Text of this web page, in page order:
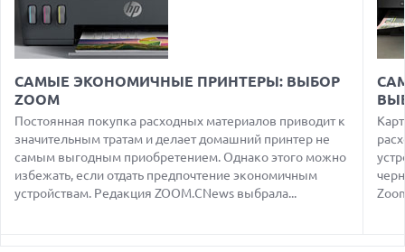
ПРИБЫЛЬ SPACEX ОТ ИИ ПРЕВЫСИЛА ДОХОДЫ ОТ
КОСМИЧЕСКИХ ОПЕРАЦИЙ
05.08.2026
КОМПЕНСИРУЕТ СПАД ИГРОВОГО СЕГМЕНТА
NOTHING ПРЕДСТАВИЛА НАУШНИКИ CMF CLIP PRO С
ПОДДЕРЖКОЙ LDAC И ЗАЩИТОЙ ОТ ВЛАГИ
05.08.2026
WISPR FLOW ПРЕДСТАВИЛА ИНСТРУМЕНТ ДЛЯ ЗАПИСИ
ЗАМЕТОК С СОВЕЩАНИЙ В СТИЛЕ GRANOLA
САМЫЕ ЭКОНОМИЧНЫЕ ПРИНТЕРЫ: ВЫБОР
ZOOM
Постоянная покупка расходных материалов приводит к
значительным тратам и делает домашний принтер не
самым выгодным приобретением. Однако этого можно
избежать, если отдать предпочтение экономичным
устройствам. Редакция ZOOM.CNews выбрала...